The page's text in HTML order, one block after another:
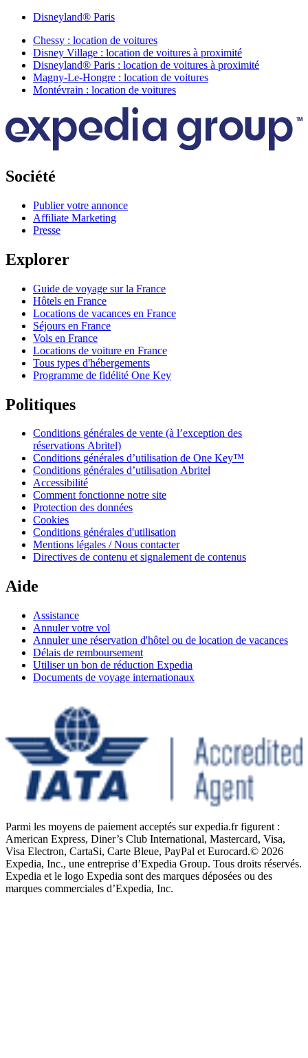
Disneyland® Paris
Chessy : location de voitures
Disney Village : location de voitures à proximité
Disneyland® Paris : location de voitures à proximité
Magny-Le-Hongre : location de voitures
Montévrain : location de voitures
Société
Publier votre annonce
Affiliate Marketing
Presse
Explorer
Guide de voyage sur la France
Hôtels en France
Locations de vacances en France
Séjours en France
Vols en France
Locations de voiture en France
Tous types d'hébergements
Programme de fidélité One Key
Politiques
Conditions générales de vente (à l’exception des
réservations Abritel)
Conditions générales d’utilisation de One Key™
Conditions générales d’utilisation Abritel
Accessibilité
Comment fonctionne notre site
Protection des données
Cookies
Conditions générales d'utilisation
Mentions légales / Nous contacter
Directives de contenu et signalement de contenus
Aide
Assistance
Annuler votre vol
Annuler une réservation d'hôtel ou de location de vacances
Délais de remboursement
Utiliser un bon de réduction Expedia
Documents de voyage internationaux
Parmi les moyens de paiement acceptés sur expedia.fr figurent :
American Express, Diner’s Club International, Mastercard, Visa,
Visa Electron, CartaSi, Carte Bleue, PayPal et Eurocard.© 2026
Expedia, Inc., une entreprise d’Expedia Group. Tous droits réservés.
Expedia et le logo Expedia sont des marques déposées ou des
marques commerciales d’Expedia, Inc.